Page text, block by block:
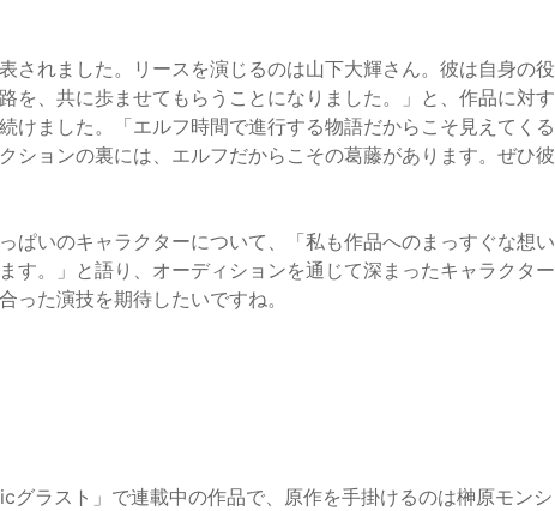
されました。リースを演じるのは山下大輝さん。彼は自身の役
を、共に歩ませてもらうことになりました。」と、作品に対す
けました。「エルフ時間で進行する物語だからこそ見えてくる
ションの裏には、エルフだからこその葛藤があります。ぜひ彼
ぱいのキャラクターについて、「私も作品へのまっすぐな想い
す。」と語り、オーディションを通じて深まったキャラクター
った演技を期待したいですね。
ラスト」で連載中の作品で、原作を手掛けるのは榊原モンシ